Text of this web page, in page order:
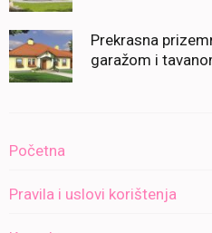
Prekrasna
garažom i
Početna
Pravila i uslovi korištenja